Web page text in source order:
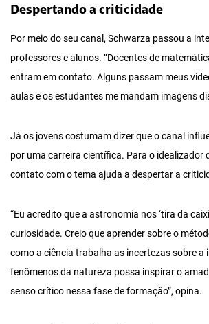
Despertando a criticidade
Por meio do seu canal, Schwarza passou a
professores e alunos. “Docentes de
entram em contato. Alguns passam meus
aulas e os estudantes me mandam imagens
Já os jovens costumam dizer que o canal
por uma carreira científica. Para o idealizador
contato com o tema ajuda a despertar a
“Eu acredito que a astronomia nos ‘tira da
curiosidade. Creio que aprender sobre o
como a ciência trabalha as incertezas sobre a
fenômenos da natureza possa inspirar o
senso crítico nessa fase de formação”, opina.